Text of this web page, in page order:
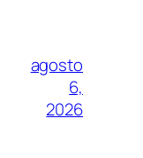
agosto
6,
2026